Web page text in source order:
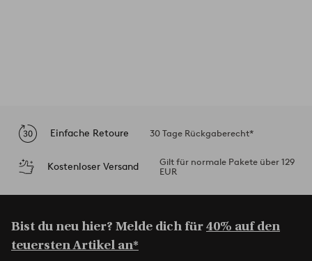
Einfache Retoure 30 Tage Rückgaberecht*
Kostenloser Versand
Gilt für normale Pakete über 129
EUR
Bist du neu hier? Melde dich für40% auf den
teuersten Artikel an*